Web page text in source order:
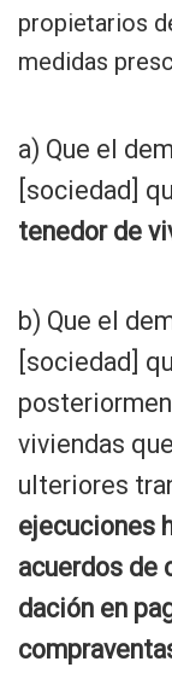
propietarios
medidas
a) Que el
[sociedad]
tenedor de
b) Que el
[sociedad]
viviendas
ulteriores
ejecuciones
acuerdos de
dación en